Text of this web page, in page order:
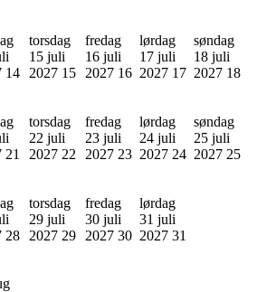
14
torsdag
15 juli
2027 15
fredag
16 juli
2027 16
lørdag
17 juli
2027 17
søndag
18 juli
2027 18
21
torsdag
22 juli
2027 22
fredag
23 juli
2027 23
lørdag
24 juli
2027 24
søndag
25 juli
2027 25
28
torsdag
29 juli
2027 29
fredag
30 juli
2027 30
lørdag
31 juli
2027 31